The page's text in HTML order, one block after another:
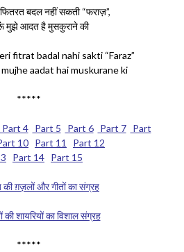
बदल नहीं सकती “फराज़”,
मुझे आदत है मुसकुराने की
fitrat badal nahi sakti “Faraz”
aadat hai muskurane ki
*****
Part 4 Part 5 Part 6 Part 7
Part
10 Part 11
Part 12
Part 14 Part 15
ग़ज़लों और गीतों का संग्रह
की शायरियों का विशाल संग्रह
*****